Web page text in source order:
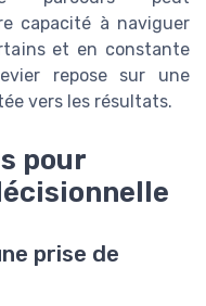
capacité à naviguer
et en constante
repose sur une
vers les résultats.
pour
prise de